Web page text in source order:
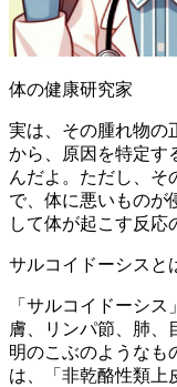
体の健康研究家
実は、その腫れ物の
から、原因を特定す
んだよ。ただし、そ
で、体に悪いものが
して体が起こす反応
サルコイドーシスと
「サルコイドーシ
膚、リンパ節、肺、
明のこぶのようなも
は、「非乾酪性類上